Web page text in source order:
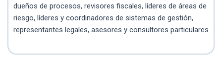
dueños de procesos, revisores fiscales, líderes de áreas de
riesgo, líderes y coordinadores de sistemas de gestión,
representantes legales, asesores y consultores particulares